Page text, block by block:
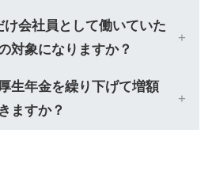
会社員として働いていた
対象になりますか？
生年金を繰り下げて増額
ますか？